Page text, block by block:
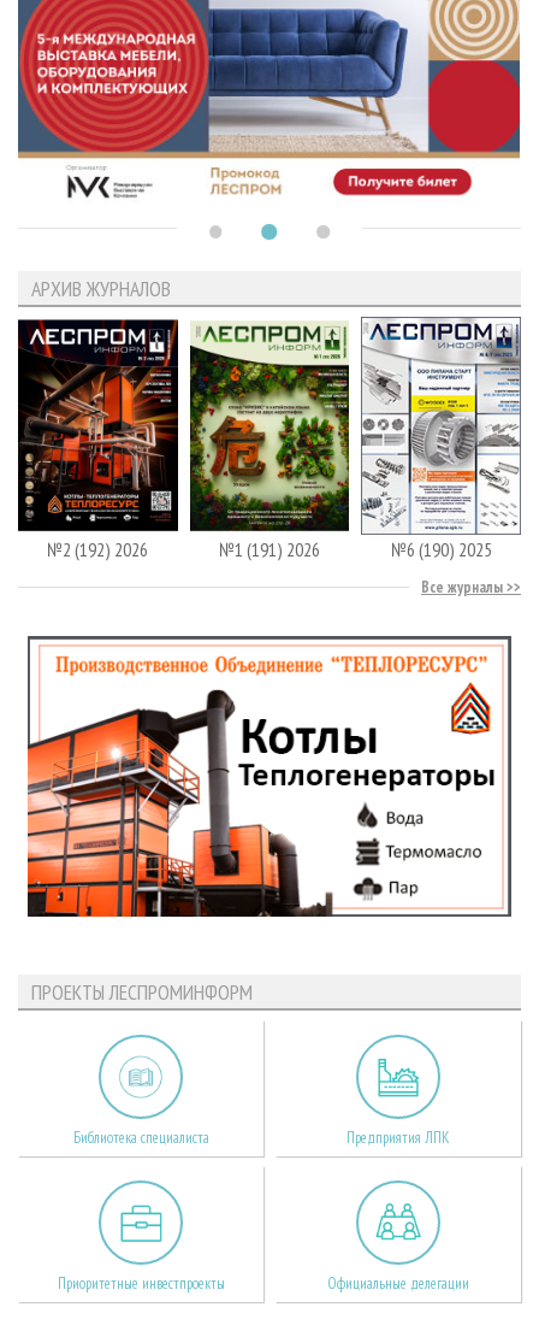
АРХИВ ЖУРНАЛОВ
№2 (192) 2026 №1 (191) 2026 №6 (190) 2025
Все журналы
ПРОЕКТЫ ЛЕСПРОМИНФОРМ
Библиотека специалиста Предприятия ЛПК
Приоритетные инвестпроекты Официальные делегации